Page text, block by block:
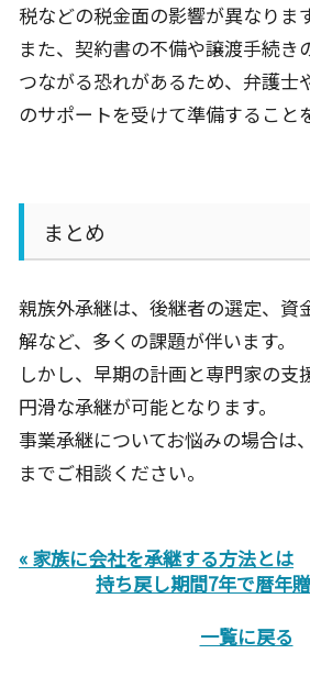
税などの税金面の影響が異なります
また、契約書の不備や譲渡手続き
つながる恐れがあるため、弁護士
のサポートを受けて準備すること
まとめ
親族外承継は、後継者の選定、資
解など、多くの課題が伴います。
しかし、早期の計画と専門家の支
円滑な承継が可能となります。
事業承継についてお悩みの場合は
までご相談ください。
« 家族に会社を承継する方法とは
持ち戻し期間7年で暦年
一覧に戻る